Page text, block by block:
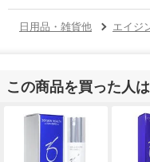
日用品・雑貨他 エイジ
この商品を買った人